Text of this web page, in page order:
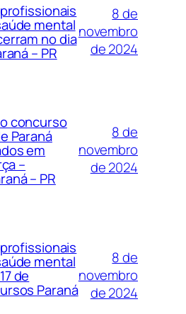
mental
no dia
– PR
8 de
novembro
de 2024
concurso
Paraná
em
–
– PR
8 de
novembro
de 2024
mental
de
Paraná
8 de
novembro
de 2024